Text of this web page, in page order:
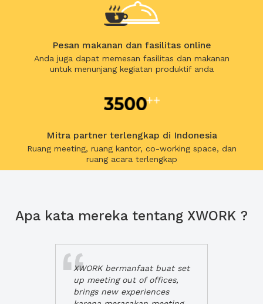
Pesan makanan dan fasilitas online
Anda juga dapat memesan fasilitas dan makanan
untuk menunjang kegiatan produktif anda
Mitra partner terlengkap di Indonesia
Ruang meeting, ruang kantor, co-working space, dan
ruang acara terlengkap
Apa kata mereka tentang XWORK ?
XWORK bermanfaat buat set
up meeting out of offices,
brings new experiences